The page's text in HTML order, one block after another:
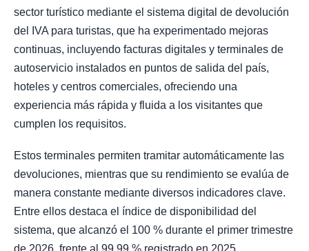
sector turístico mediante el sistema digital de devolución
del IVA para turistas, que ha experimentado mejoras
continuas, incluyendo facturas digitales y terminales de
autoservicio instalados en puntos de salida del país,
hoteles y centros comerciales, ofreciendo una
experiencia más rápida y fluida a los visitantes que
cumplen los requisitos.
Estos terminales permiten tramitar automáticamente las
devoluciones, mientras que su rendimiento se evalúa de
manera constante mediante diversos indicadores clave.
Entre ellos destaca el índice de disponibilidad del
sistema, que alcanzó el 100 % durante el primer trimestre
de 2026, frente al 99,99 % registrado en 2025.